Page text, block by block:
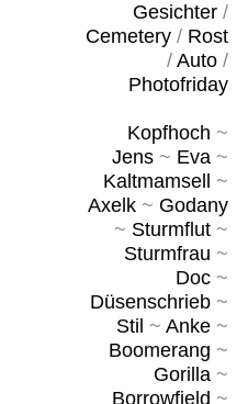
Gesichter/
Cemetery/ Rost
/ Auto/
Photofriday
Kopfhoch ~
Jens~ Eva~
Kaltmamsell
~
Axelk~ Godany
~ Sturmflut~
Sturmfrau ~
Doc~
Düsenschrieb~
Stil ~ Anke~
Boomerang ~
Gorilla~
Borrowfield ~